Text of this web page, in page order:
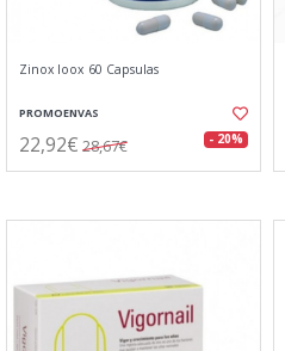
Zinox Ioox 60 Capsulas
PROMOENVAS
22,92€ 28,67€ - 20%